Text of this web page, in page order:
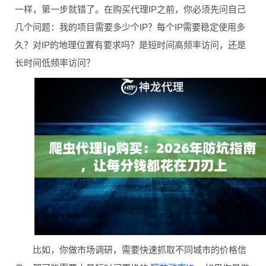
一样，第一步就错了。在购买代理IP之前，你必须先问自己
几个问题：我的项目需要多少个IP？每个IP需要稳定使用多
久？对IP的地理位置有要求吗？是短时间高频率访问，还是
长时间低频率访问？
比如，你做市场调研，需要快速抓取不同城市的价格信